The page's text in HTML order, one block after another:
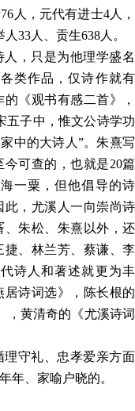
人，元代有进士4人，
33人、贡生638人。
，只是为他理学盛名
类作品，仅诗作就有
《观书有感二首》，
五子中，惟文公诗学功
中的大诗人”。朱熹写
可查的，也就是20篇
一粟，但他倡导的诗
此，尤溪人一向崇尚诗
朱松、朱熹以外，还
、林兰芳、蔡谦、李
诗人和著述就更为丰
诗词选》，陈长根的
，黄清奇的《尤溪诗词
守礼、忠孝爱亲方面
年、家喻户晓的。